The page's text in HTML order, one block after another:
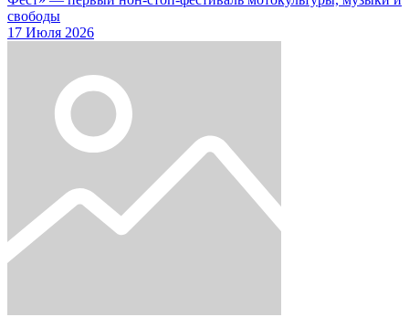
свободы
17 Июля 2026